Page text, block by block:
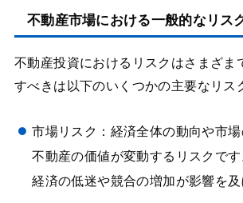
不動産市場における一般的なリス
不動産投資におけるリスクはさまざま
すべきは以下のいくつかの主要なリス
市場リスク：経済全体の動向や市場
不動産の価値が変動するリスクで
経済の低迷や競合の増加が影響を及